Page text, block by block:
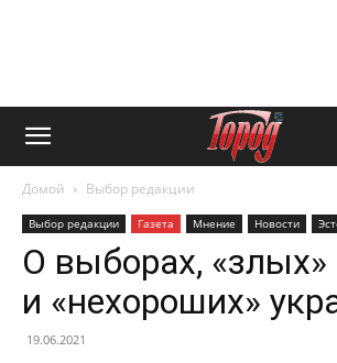
Домой Выбор редакции
Выбор редакции Газета Мнение Новости
О выборах,
и «нехороших»
19.06.2021